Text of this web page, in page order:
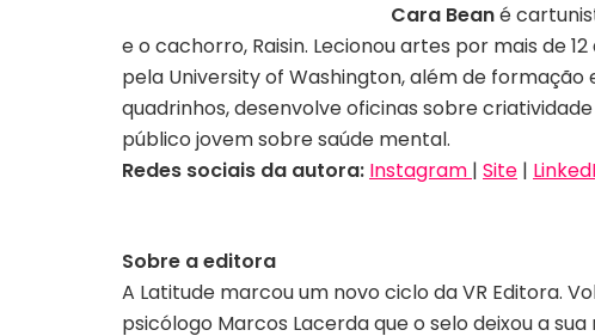
Cara Beané
e o cachorro, Raisin. Lecionou artes por mais de
pela University of Washington, além de
quadrinhos, desenvolve oficinas sobre
público jovem sobre saúde mental.
Redes sociais da autora: Instagram | Site |
Sobre a editora
A Latitude marcou um novo ciclo da VR Editora.
psicólogo Marcos Lacerda que o selo deixou a